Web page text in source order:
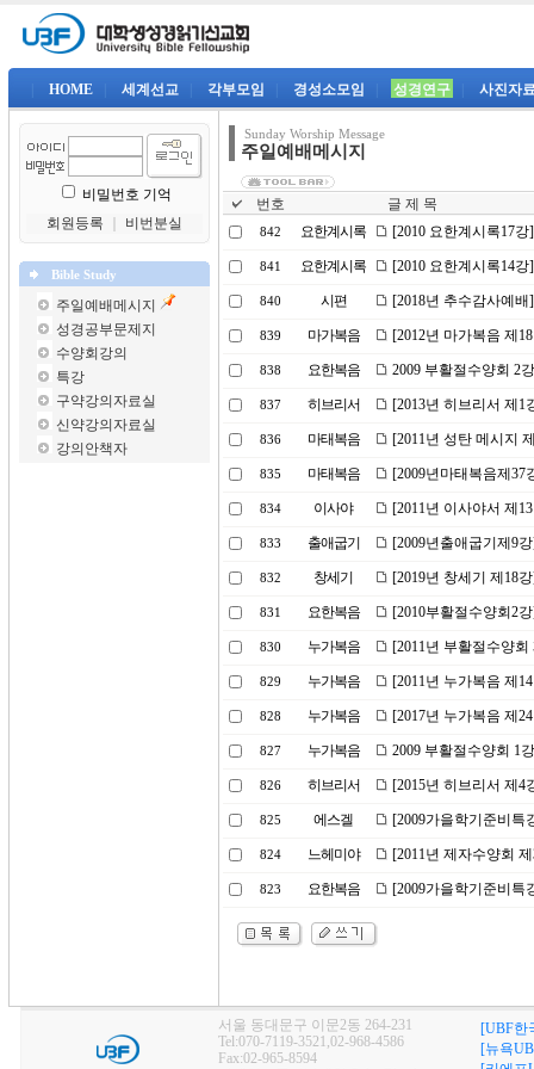
HOME 세계선교 각부모임 경성소모임 성경연구 사진자
비밀번호 기억
회원등록
비번분실
Bible Study
주일예배메시지
성경공부문제지
수양회강의
특강
구약강의자료실
신약강의자료실
강의안책자
Sunday Worship Message
주일예배메시지
번호 글 제 목
842 요한계시록 [2010 요한계시록17
841 요한계시록 [2010 요한계시록14
840 시편 [2018년 추수감사예
839 마가복음 [2012년 마가복음 제
838 요한복음 2009 부활절수양회 2
837 히브리서 [2013년 히브리서 제1
836 마태복음 [2011년 성탄 메시지
835 마태복음 [2009년마태복음제37
834 이사야 [2011년 이사야서 제
833 출애굽기 [2009년출애굽기제9
832 창세기 [2019년 창세기 제18
831 요한복음 [2010부활절수양회2
830 누가복음 [2011년 부활절수양
829 누가복음 [2011년 누가복음 제
828 누가복음 [2017년 누가복음 제
827 누가복음 2009 부활절수양회 1
826 히브리서 [2015년 히브리서 제4
825 에스겔 [2009가을학기준비특
824 느헤미야 [2011년 제자수양회
823 요한복음 [2009가을학기준비특
서울 동대문구 이문2동 264-231
Tel:070-7119-3521,02-968-4586
Fax:02-965-8594
[UBF한
[뉴욕